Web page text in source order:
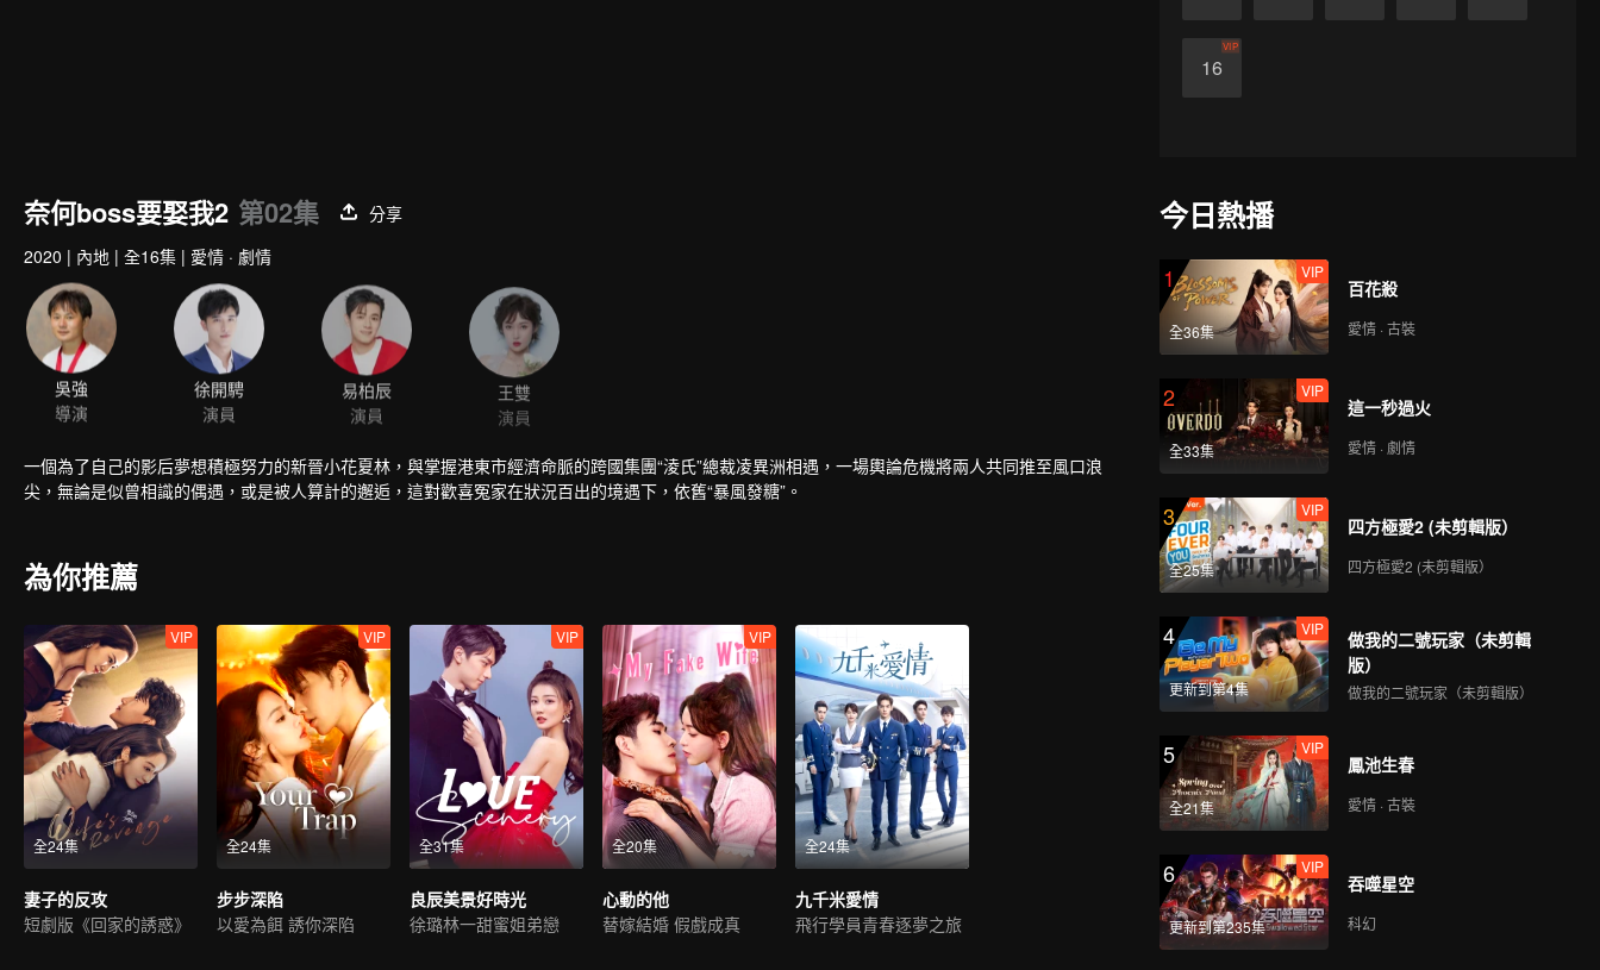
16
VIP
奈何boss要娶我2 第02集
分享
2020 | 內地 | 全16集 | 愛情 · 劇情
吳強
導演
徐開騁
演員
易柏辰
演員
王雙
演員
一個為了自己的影后夢想積極努力的新晉小花夏林，與掌握港東市經濟命脈的跨國集團“淩氏”總裁凌異洲相遇，一場輿論危機將兩人共同推至風口浪
尖，無論是似曾相識的偶遇，或是被人算計的邂逅，這對歡喜冤家在狀況百出的境遇下，依舊“暴風發糖”。
為你推薦
全24集
VIP
妻子的反攻
短劇版《回家的誘惑》
全24集
VIP
步步深陷
以愛為餌 誘你深陷
全31集
VIP
良辰美景好時光
徐璐林一甜蜜姐弟戀
全20集
VIP
心動的他
替嫁結婚 假戲成真
全24集
九千米愛情
飛行學員青春逐夢之旅
今日熱播
1
全36集
VIP
百花殺
愛情 · 古裝
2
全33集
VIP
這一秒過火
愛情 · 劇情
3
全25集
VIP
四方極愛2 (未剪輯版）
四方極愛2 (未剪輯版）
4
更新到第4集
VIP
做我的二號玩家（未剪輯
版）
做我的二號玩家（未剪輯版）
5
全21集
VIP
鳳池生春
愛情 · 古裝
6
更新到第235集
VIP
吞噬星空
科幻